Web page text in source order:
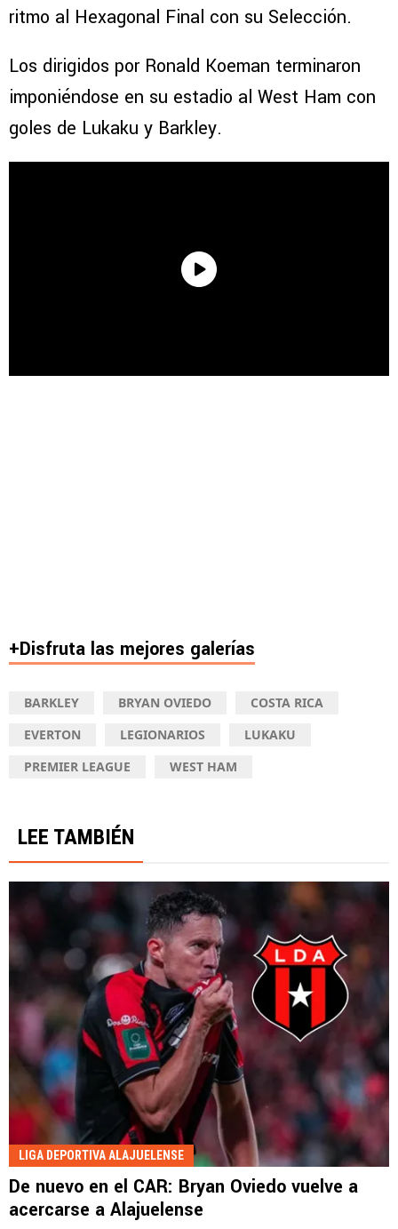
ritmo al Hexagonal Final con su Selección.
Los dirigidos por Ronald Koeman terminaron
imponiéndose en su estadio al West Ham con
goles de Lukaku y Barkley.
+Disfruta las mejores galerías
BARKLEY BRYAN OVIEDO
COSTA RICA
EVERTON
LEGIONARIOS
LUKAKU
PREMIER LEAGUE
WEST HAM
LEE TAMBIÉN
LIGA DEPORTIVA ALAJUELENSE
De nuevo en el CAR: Bryan Oviedo vuelve a
acercarse a Alajuelense